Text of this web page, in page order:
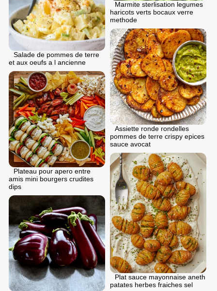
Marmite sterlisation legumes
haricots verts bocaux verre
methode
Salade de pommes de terre
et aux oeufs a l ancienne
Assiette ronde rondelles
pommes de terre crispy epices
sauce avocat
Plateau pour apero entre
amis mini bourgers crudites
dips
Plat sauce mayonnaise aneth
patates herbes fraiches sel